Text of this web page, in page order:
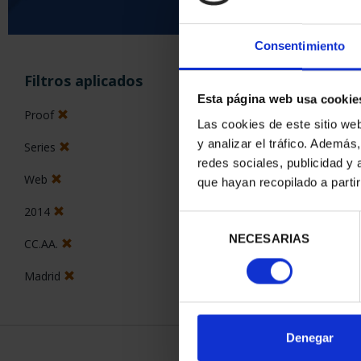
Consentimiento
Esta página web usa
Las cookies de este sitio
y analizar el tráfico.
redes sociales, publicidad y
que hayan recopilado a
consentimiento
NECESARIAS
Denegar
Filtros aplicados
Proof
Series
Web
2014
CC.AA.
Madrid
ORDENAR POR:
2 Productos